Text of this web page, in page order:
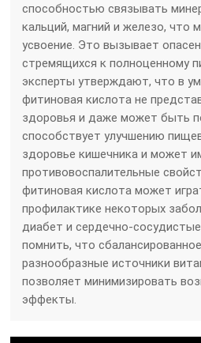
способностью связывать
кальций, магний и железо, что
усвоение. Это вызывает
стремящихся к полноценному
эксперты утверждают, что в
фитиновая кислота не
здоровья и даже может быть
способствует улучшению
здоровье кишечника и может
противовоспалительные
фитиновая кислота может
профилактике некоторых
диабет и сердечно-
помнить, что
разнообразные источники
позволяет минимизировать
эффекты.